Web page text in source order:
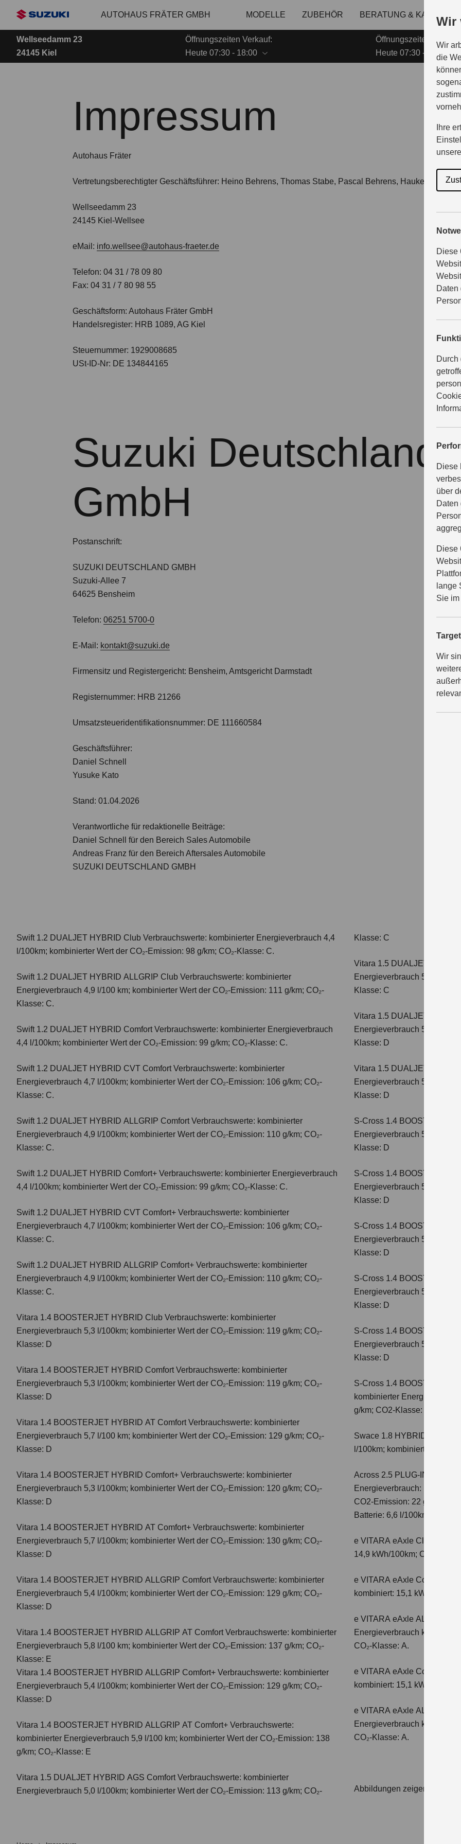
Wir
Wir
die
Ihre
Diese
Daten
Durch
Diese
über
Daten
Diese
lange
Sie
Wir
Hauptinhalt
AUTOHAUS FRÄTER GMBH MODELLE ZUBEHÖR BERATUNG & KAUF
Wellseedamm 23
24145 Kiel
Öffnungszeiten Verkauf:
Heute 07:30 - 18:00
Öffnungszeiten Service:
Heute 07:30 - 18:00
Impressum
Autohaus Fräter
Vertretungsberechtigter Geschäftsführer: Heino Behrens, Thomas Stabe, Pascal Behrens, Hauke Kohrt
Wellseedamm 23
24145 Kiel-Wellsee
eMail: info.wellsee@autohaus-fraeter.de
Telefon: 04 31 / 78 09 80
Fax: 04 31 / 7 80 98 55
Geschäftsform: Autohaus Fräter GmbH
Handelsregister: HRB 1089, AG Kiel
Steuernummer: 1929008685
USt-ID-Nr: DE 134844165
Suzuki Deutschland
GmbH
Postanschrift:
SUZUKI DEUTSCHLAND GMBH
Suzuki-Allee 7
64625 Bensheim
Telefon: 06251 5700-0
E-Mail: kontakt@suzuki.de
Firmensitz und Registergericht: Bensheim, Amtsgericht Darmstadt
Registernummer: HRB 21266
Umsatzsteueridentifikationsnummer: DE 111660584
Geschäftsführer:
Daniel Schnell
Yusuke Kato
Stand: 01.04.2026
Verantwortliche für redaktionelle Beiträge:
Daniel Schnell für den Bereich Sales Automobile
Andreas Franz für den Bereich Aftersales Automobile
SUZUKI DEUTSCHLAND GMBH
Swift 1.2 DUALJET HYBRID Club Verbrauchswerte: kombinierter Energieverbrauch 4,4
l/100km; kombinierter Wert der CO₂-Emission: 98 g/km; CO₂-Klasse: C.
Swift 1.2 DUALJET HYBRID ALLGRIP Club Verbrauchswerte: kombinierter
Energieverbrauch 4,9 l/100 km; kombinierter Wert der CO₂-Emission: 111 g/km; CO₂-
Klasse: C.
Swift 1.2 DUALJET HYBRID ComfortVerbrauchswerte: kombinierter Energieverbrauch
4,4 l/100km; kombinierter Wert der CO₂-Emission: 99 g/km; CO₂-Klasse: C.
Swift 1.2 DUALJET HYBRID CVT ComfortVerbrauchswerte: kombinierter
Energieverbrauch 4,7 l/100km; kombinierter Wert der CO₂-Emission: 106 g/km; CO₂-
Klasse: C.
Swift 1.2 DUALJET HYBRID ALLGRIP ComfortVerbrauchswerte: kombinierter
Energieverbrauch 4,9 l/100km; kombinierter Wert der CO₂-Emission: 110 g/km; CO₂-
Klasse: C.
Swift 1.2 DUALJET HYBRID Comfort+ Verbrauchswerte: kombinierter Energieverbrauch
4,4 l/100km; kombinierter Wert der CO₂-Emission: 99 g/km; CO₂-Klasse: C.
Swift 1.2 DUALJET HYBRID CVT Comfort+ Verbrauchswerte: kombinierter
Energieverbrauch 4,7 l/100km; kombinierter Wert der CO₂-Emission: 106 g/km; CO₂-
Klasse: C.
Swift 1.2 DUALJET HYBRID ALLGRIP Comfort+ Verbrauchswerte: kombinierter
Energieverbrauch 4,9 l/100km; kombinierter Wert der CO₂-Emission: 110 g/km; CO₂-
Klasse: C.
Vitara 1.4 BOOSTERJET HYBRID Club Verbrauchswerte: kombinierter
Energieverbrauch 5,3 l/100km; kombinierter Wert der CO₂-Emission: 119 g/km; CO₂-
Klasse: D
Vitara 1.4 BOOSTERJET HYBRID ComfortVerbrauchswerte: kombinierter
Energieverbrauch 5,3 l/100km; kombinierter Wert der CO₂-Emission: 119 g/km; CO₂-
Klasse: D
Vitara 1.4 BOOSTERJET HYBRID AT ComfortVerbrauchswerte: kombinierter
Energieverbrauch 5,7 l/100 km; kombinierter Wert der CO₂-Emission: 129 g/km; CO₂-
Klasse: D
Vitara 1.4 BOOSTERJET HYBRID Comfort+ Verbrauchswerte: kombinierter
Energieverbrauch 5,3 l/100km; kombinierter Wert der CO₂-Emission: 120 g/km; CO₂-
Klasse: D
Vitara 1.4 BOOSTERJET HYBRID AT Comfort+ Verbrauchswerte: kombinierter
Energieverbrauch 5,7 l/100km; kombinierter Wert der CO₂-Emission: 130 g/km; CO₂-
Klasse: D
Vitara 1.4 BOOSTERJET HYBRID ALLGRIP ComfortVerbrauchswerte: kombinierter
Energieverbrauch 5,4 l/100km; kombinierter Wert der CO₂-Emission: 129 g/km; CO₂-
Klasse: D
Vitara 1.4 BOOSTERJET HYBRID ALLGRIP AT ComfortVerbrauchswerte: kombinierter
Energieverbrauch 5,8 l/100 km; kombinierter Wert der CO₂-Emission: 137 g/km; CO₂-
Klasse: E
Vitara 1.4 BOOSTERJET HYBRID ALLGRIP Comfort+ Verbrauchswerte: kombinierter
Energieverbrauch 5,4 l/100km; kombinierter Wert der CO₂-Emission: 129 g/km; CO₂-
Klasse: D
Vitara 1.4 BOOSTERJET HYBRID ALLGRIP AT Comfort+ Verbrauchswerte:
kombinierter Energieverbrauch 5,9 l/100 km; kombinierter Wert der CO₂-Emission: 138
g/km; CO₂-Klasse: E
Vitara 1.5 DUALJET HYBRID AGS ComfortVerbrauchswerte: kombinierter
Energieverbrauch 5,0 l/100km; kombinierter Wert der CO₂-Emission: 113 g/km; CO₂-
Klasse: C
Vitara 1.5 DUALJET
Energieverbrauch 5,0 l/
Klasse: C
Vitara 1.5 DUALJET
Energieverbrauch 5,6 l/
Klasse: D
Vitara 1.5 DUALJET
Energieverbrauch 5,6 l/
Klasse: D
S-Cross 1.4 BOOSTERJET
Energieverbrauch 5,4 l/100
Klasse: D
S-Cross 1.4 BOOSTERJET
Energieverbrauch 5,4 l/100
Klasse: D
S-Cross 1.4 BOOSTERJET
Energieverbrauch 5,8 l/100
Klasse: D
S-Cross 1.4 BOOSTERJET
Energieverbrauch 5,6 l/100
Klasse: D
S-Cross 1.4 BOOSTERJET
Energieverbrauch 5,7 l/100
Klasse: D
S-Cross 1.4 BOOSTERJET
kombinierter
g/km; CO2-Klasse: E
Swace 1.8 HYBRID CVT
l/100km; kombinierter Wert
Across 2.5 PLUG-IN
Energieverbrauch: 17,1kWh/
CO2-Emission: 22 g/km;
Batterie: 6,6 l/100km; CO2-
e VITARA eAxle Club (49
14,9 kWh/100km; CO₂-
e VITARA eAxle Comfort (61
kombiniert: 15,1 kWh/
e VITARA eAxle ALLGRIP-e
Energieverbrauch
CO₂-Klasse: A.
e VITARA eAxle Comfort+
kombiniert: 15,1 kWh/
e VITARA eAxle ALLGRIP-e
Energieverbrauch
CO₂-Klasse: A.
Abbildungen zeigen